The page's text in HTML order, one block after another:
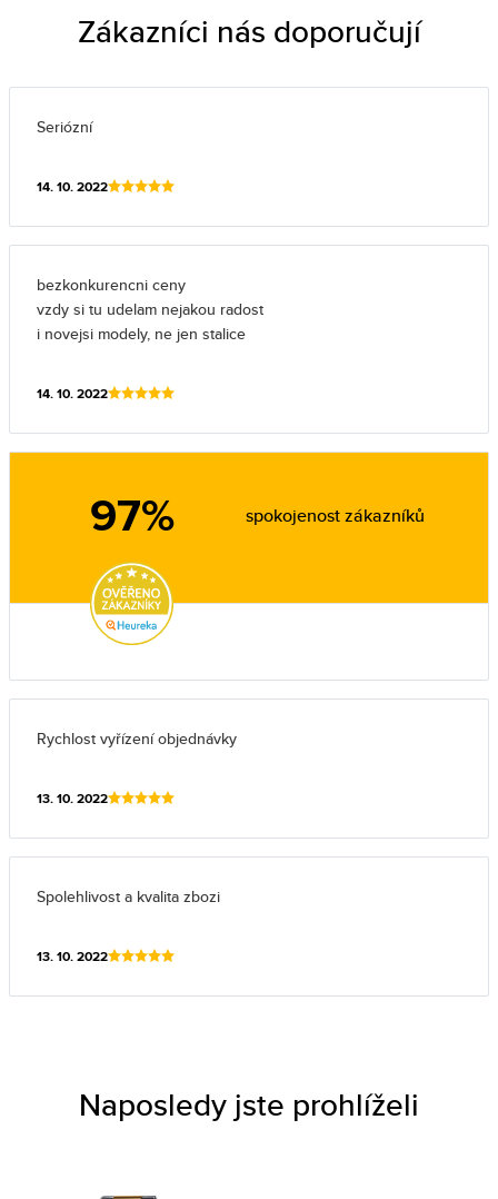
Zákazníci nás doporučují
Seriózní
14. 10. 2022
bezkonkurencni ceny
vzdy si tu udelam nejakou radost
i novejsi modely, ne jen stalice
14. 10. 2022
97% spokojenost zákazníků
Rychlost vyřízení objednávky
13. 10. 2022
Spolehlivost a kvalita zbozi
13. 10. 2022
Naposledy jste prohlíželi